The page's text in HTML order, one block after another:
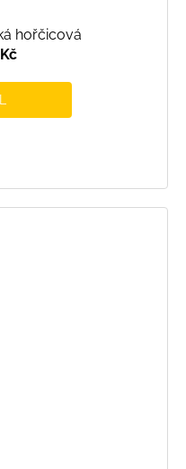
hořčicová